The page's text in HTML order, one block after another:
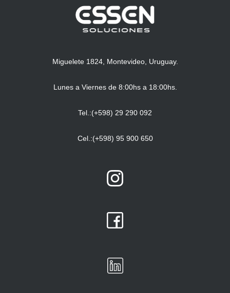
Miguelete 1824, Montevideo, Uruguay.
Lunes a Viernes de 8:00hs a 18:00hs.
Tel.:(+598) 29 290 092
Cel.:(+598) 95 900 650